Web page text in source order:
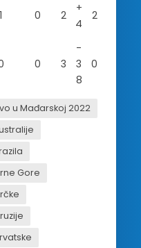
1 0 2
+
4
2
0 3
-
3
8
0
u Mađarskoj 2022
Gore